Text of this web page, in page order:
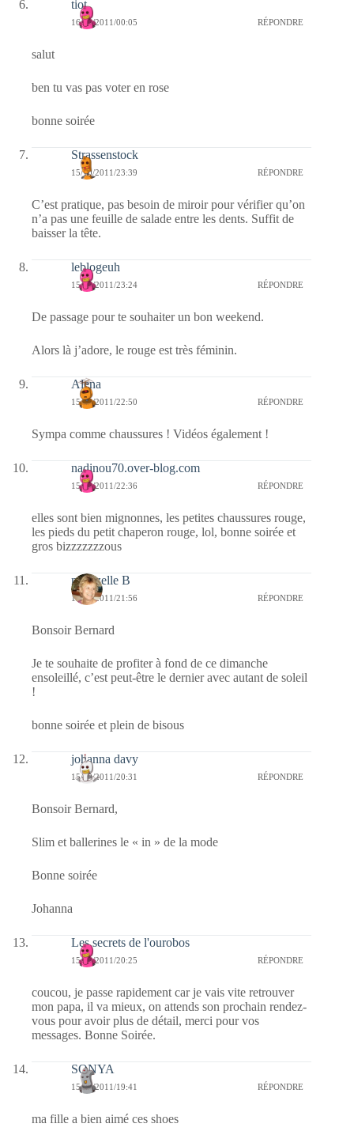
tiot
16/10/2011/00:05 RÉPONDRE
salut
ben tu vas pas voter en rose
bonne soirée
Strassenstock
15/10/2011/23:39 RÉPONDRE
C’est pratique, pas besoin de miroir pour vérifier qu’on
n’a pas une feuille de salade entre les dents. Suffit de
baisser la tête.
leblogeuh
15/10/2011/23:24 RÉPONDRE
De passage pour te souhaiter un bon weekend.
Alors là j’adore, le rouge est très féminin.
Alena
15/10/2011/22:50 RÉPONDRE
Sympa comme chaussures ! Vidéos également !
nadinou70.over-blog.com
15/10/2011/22:36 RÉPONDRE
elles sont bien mignonnes, les petites chaussures rouge,
les pieds du petit chaperon rouge, lol, bonne soirée et
gros bizzzzzzzous
mamzelle B
15/10/2011/21:56 RÉPONDRE
Bonsoir Bernard
Je te souhaite de profiter à fond de ce dimanche
ensoleillé, c’est peut-être le dernier avec autant de soleil
!
bonne soirée et plein de bisous
johanna davy
15/10/2011/20:31 RÉPONDRE
Bonsoir Bernard,
Slim et ballerines le « in » de la mode
Bonne soirée
Johanna
Les secrets de l'ourobos
15/10/2011/20:25 RÉPONDRE
coucou, je passe rapidement car je vais vite retrouver
mon papa, il va mieux, on attends son prochain rendez-
vous pour avoir plus de détail, merci pour vos
messages. Bonne Soirée.
SONYA
15/10/2011/19:41 RÉPONDRE
ma fille a bien aimé ces shoes